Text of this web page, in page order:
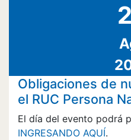
Obligaciones de
el RUC Persona
El día del evento podrá
INGRESANDO AQUÍ.